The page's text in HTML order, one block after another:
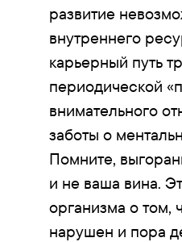
развитие
внутреннего
карьерный путь
периодической
внимательного
заботы о
Помните,
и не ваша вина.
организма о том,
нарушен и пора